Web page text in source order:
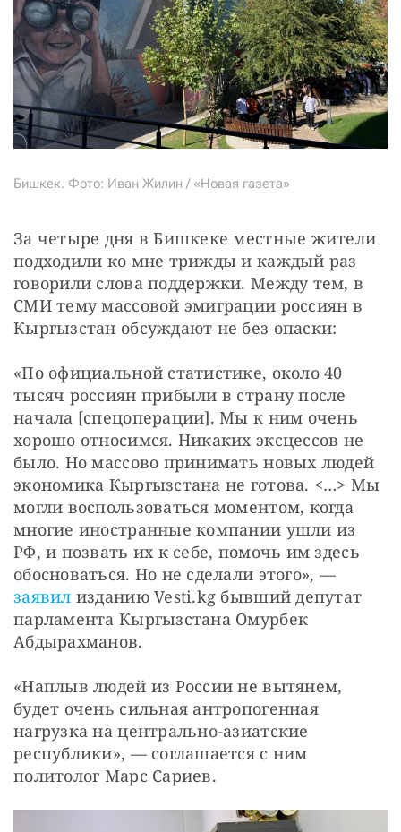
Бишкек. Фото: Иван Жилин / «Новая газета»
За четыре дня в Бишкеке местные жители
подходили ко мне трижды и каждый раз
говорили слова поддержки. Между тем, в
СМИ тему массовой эмиграции россиян в
Кыргызстан обсуждают не без опаски:
«По официальной статистике, около 40
тысяч россиян прибыли в страну после
начала [спецоперации]. Мы к ним очень
хорошо относимся. Никаких эксцессов не
было. Но массово принимать новых людей
экономика Кыргызстана не готова. <…> Мы
могли воспользоваться моментом, когда
многие иностранные компании ушли из
РФ, и позвать их к себе, помочь им здесь
заявил изданию Vesti.kg бывший депутат
парламента Кыргызстана Омурбек
Абдырахманов.
«Наплыв людей из России не вытянем,
будет очень сильная антропогенная
нагрузка на центрально-азиатские
республики», — соглашается с ним
политолог Марс Сариев.